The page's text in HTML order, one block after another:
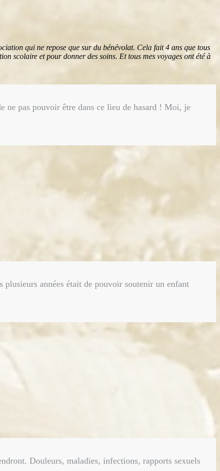
qui ne repose que sur du bénévolat. Cela fait 4 ans que tous
scolaire et pour donner des soins. Et tous mes voyages ont été à
ne pas pouvoir être dans ce lieu de hasard ! Moi, je
années était de pouvoir soutenir un enfant
Douleurs, maladies, infections, rapports sexuels